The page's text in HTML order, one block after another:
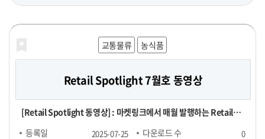
교통물류 농식품
Retail Spotlight 7월호 동영상
[Retail Spotlight 동영상] : 마켓링크에서 매월 발행하는 Retail
Spotlight 7월호 자료를 동영상으로 제작한 파일
등록일 2025-07-25 다운로드 수 0